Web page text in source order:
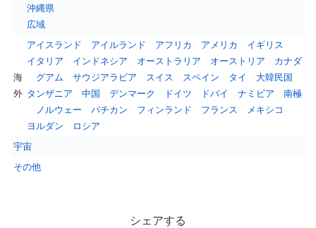
沖縄県
広域
海
外
アイスランド アイルランド アフリカ アメリカ
イギリス
イタリア
インドネシア オーストラリア オーストリア
カナダ
グアム
サウジアラビア スイス スペイン タイ
大韓民国
タンザニア
中国 デンマーク ドイツ ドバイ ナミビア
南極
ノルウェー
バチカン フィンランド フランス
メキシコ
ヨルダン
ロシア
宇宙
その他
シェアする